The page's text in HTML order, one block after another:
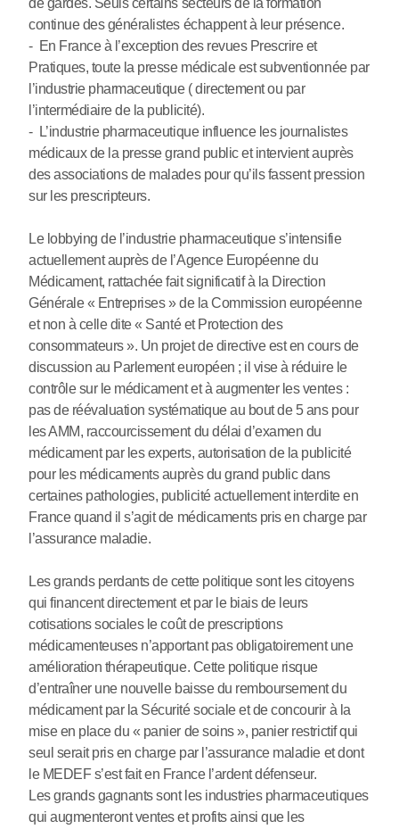
continue des généralistes échappent à leur présence.
- En France à l’exception des revues Prescrire et
Pratiques, toute la presse médicale est subventionnée par
l’industrie pharmaceutique ( directement ou par
l’intermédiaire de la publicité).
- L’industrie pharmaceutique influence les journalistes
médicaux de la presse grand public et intervient auprès
des associations de malades pour qu’ils fassent pression
sur les prescripteurs.
Le lobbying de l’industrie pharmaceutique s’intensifie
actuellement auprès de l’Agence Européenne du
Médicament, rattachée fait significatif à la Direction
Générale « Entreprises » de la Commission européenne
et non à celle dite « Santé et Protection des
consommateurs ». Un projet de directive est en cours de
discussion au Parlement européen ; il vise à réduire le
contrôle sur le médicament et à augmenter les ventes :
pas de réévaluation systématique au bout de 5 ans pour
les AMM, raccourcissement du délai d’examen du
médicament par les experts, autorisation de la publicité
pour les médicaments auprès du grand public dans
certaines pathologies, publicité actuellement interdite en
France quand il s’agit de médicaments pris en charge par
l’assurance maladie.
Les grands perdants de cette politique sont les citoyens
qui financent directement et par le biais de leurs
cotisations sociales le coût de prescriptions
médicamenteuses n’apportant pas obligatoirement une
amélioration thérapeutique. Cette politique risque
d’entraîner une nouvelle baisse du remboursement du
médicament par la Sécurité sociale et de concourir à la
mise en place du « panier de soins », panier restrictif qui
seul serait pris en charge par l’assurance maladie et dont
le MEDEF s’est fait en France l’ardent défenseur.
Les grands gagnants sont les industries pharmaceutiques
qui augmenteront ventes et profits ainsi que les